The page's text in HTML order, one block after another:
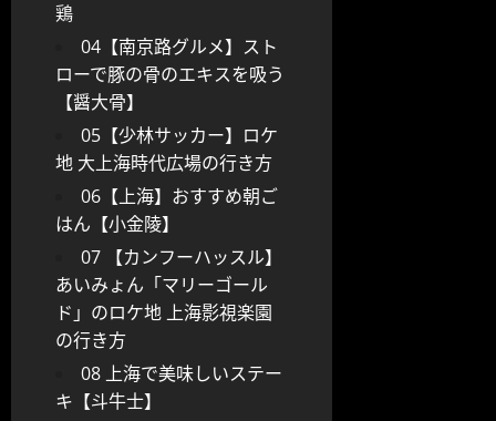
鶏
04【南京路グルメ】スト
ローで豚の骨のエキスを吸う
【醤大骨】
05【少林サッカー】ロケ
地 大上海時代広場の行き方
06【上海】おすすめ朝ご
はん【小金陵】
07 【カンフーハッスル】
あいみょん「マリーゴール
ド」のロケ地 上海影視楽園
の行き方
08 上海で美味しいステー
キ【斗牛士】